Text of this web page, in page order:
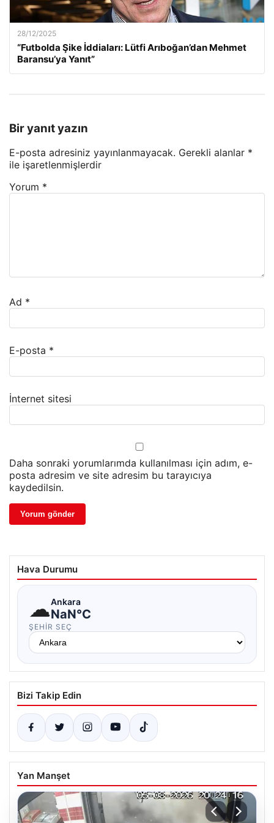
28/12/2025
“Futbolda Şike İddiaları: Lütfi Arıboğan’dan Mehmet
Baransu’ya Yanıt”
Bir yanıt yazın
E-posta adresiniz yayınlanmayacak. Gerekli alanlar *
ile işaretlenmişlerdir
Yorum *
Ad *
E-posta *
İnternet sitesi
Daha sonraki yorumlarımda kullanılması için adım, e-
posta adresim ve site adresim bu tarayıcıya
kaydedilsin.
Hava Durumu
☁Ankara
NaN°C
ŞEHIR SEÇ
Bizi Takip Edin
Yan Manşet